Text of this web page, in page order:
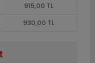
915,00 TL
930,00 TL